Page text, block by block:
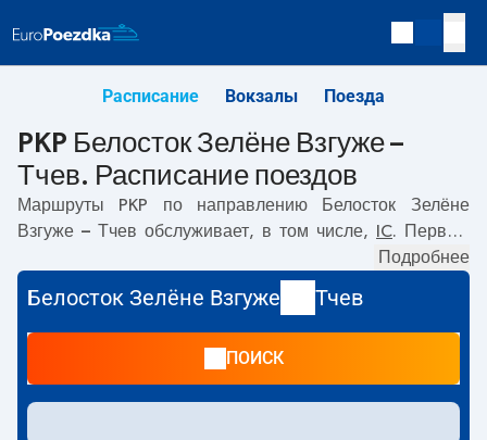
Расписание Вокзалы Поезда
PKP Белосток Зелёне Взгуже –
Тчев. Расписание поездов
Маршруты PKP по направлению
Белосток Зелёне
Взгуже – Тчев обслуживает, в том числе, IC. Первый
с вокзала PKP Белосток
в 19:37. По маршруту Белосток Зелёне Взгуже
также курсируют другие поезда:EIP Pendolino, EIC, TLK-
предлагают более низкую цену билета и, как правило,
более долгое время в пути. Поезд заканчивает маршрут
на станции Тчев.
Подробнее
Белосток Зелёне Взгуже Тчев
ПОИСК